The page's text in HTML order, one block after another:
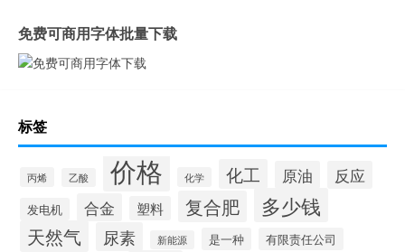
免费可商用字体批量下载
标签
丙烯 乙酸 价格 化学 化工 原油 反应
发电机 合金 塑料 复合肥 多少钱
天然气 尿素 新能源 是一种 有限责任公司